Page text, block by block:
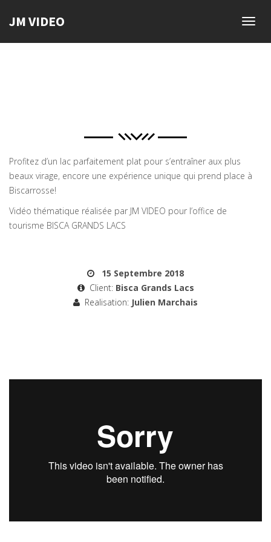
JM VIDEO
Profitez d’un lac parfaitement plat pour s’entraîner aux plus
beaux virage, encore une expérience unique qui prend place à
Biscarrosse!
Vidéo thématique réalisée par JM VIDEO pour l’office de
tourisme BISCA GRANDS LACS
15 Septembre 2018
Client: Bisca Grands Lacs
Realisation: Julien Marchais